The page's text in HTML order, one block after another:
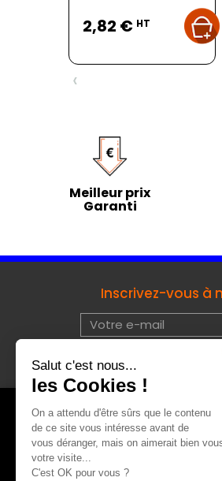
2,82 € HT
‹
Meilleur prix
Garanti
Inscrivez-vous à
J'accepte les conditions
caractères privées :
À PROPOS DE
Mentions légales
Qui sommes-nous ?